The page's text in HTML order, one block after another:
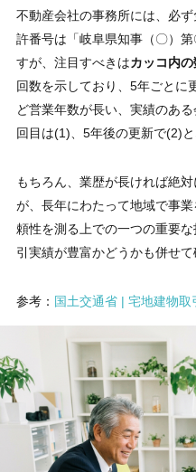
不動産会社の事務所には、必
許番号は「岐阜県知事（〇）
すが、注目すべきはカッコ内
回数を示しており、5年ごとに
ど営業年数が長い、実績のあ
回目は(1)、5年後の更新で(2)と
もちろん、業歴が長ければ絶
が、長年にわたって地域で事
頼性を測る上での一つの重要
引実績が豊富かどうかも併せて
参考： 国土交通省 | 宅地建物取